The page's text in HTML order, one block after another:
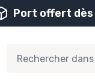
Port offert dès